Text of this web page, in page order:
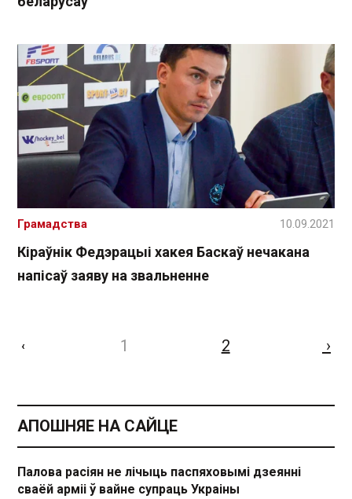
Кіраўнік Федэрацыі хакея Баскаў нечакана
напісаў заяву на звальненне
Грамадства 10.09.2021
‹ 1 2 ›
АПОШНЯЕ НА САЙЦЕ
Палова расіян не лічыць паспяховымі дзеянні
сваёй арміі ў вайне супраць Украіны